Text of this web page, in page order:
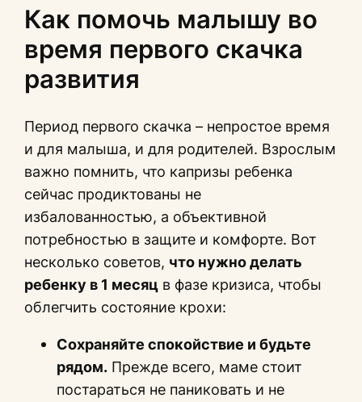
Как помочь малышу во
время первого скачка
развития
Период первого скачка – непростое время
и для малыша, и для родителей. Взрослым
важно помнить, что капризы ребенка
сейчас продиктованы не
избалованностью, а объективной
потребностью в защите и комфорте. Вот
несколько советов, что нужно делать
ребенку в 1 месяц в фазе кризиса, чтобы
облегчить состояние крохи:
Сохраняйте спокойствие и будьте
рядом. Прежде всего, маме стоит
постараться не паниковать и не